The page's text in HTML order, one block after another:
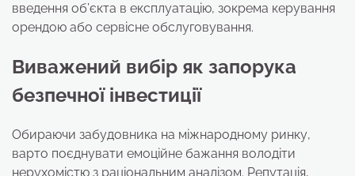
введення об’єкта в експлуатацію, зокрема керування
орендою або сервісне обслуговування.
Виважений вибір як запорука
безпечної інвестиції
Обираючи забудовника на міжнародному ринку,
варто поєднувати емоційне бажання володіти
нерухомістю з раціональним аналізом. Репутація,